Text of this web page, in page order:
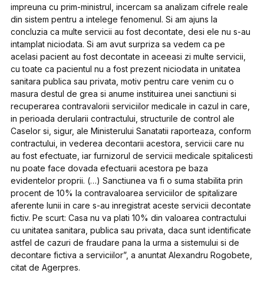
impreuna cu prim-ministrul, incercam sa analizam cifrele reale
din sistem pentru a intelege fenomenul. Si am ajuns la
concluzia ca multe servicii au fost decontate, desi ele nu s-au
intamplat niciodata. Si am avut surpriza sa vedem ca pe
acelasi pacient au fost decontate in aceeasi zi multe servicii,
cu toate ca pacientul nu a fost prezent niciodata in unitatea
sanitara publica sau privata, motiv pentru care venim cu o
masura destul de grea si anume instituirea unei sanctiuni si
recuperarea contravalorii serviciilor medicale in cazul in care,
in perioada derularii contractului, structurile de control ale
Caselor si, sigur, ale Ministerului Sanatatii raporteaza, conform
contractului, in vederea decontarii acestora, servicii care nu
au fost efectuate, iar furnizorul de servicii medicale spitalicesti
nu poate face dovada efectuarii acestora pe baza
evidentelor proprii. (…) Sanctiunea va fi o suma stabilita prin
procent de 10% la contravaloarea serviciilor de spitalizare
aferente lunii in care s-au inregistrat aceste servicii decontate
fictiv. Pe scurt: Casa nu va plati 10% din valoarea contractului
cu unitatea sanitara, publica sau privata, daca sunt identificate
astfel de cazuri de fraudare pana la urma a sistemului si de
decontare fictiva a serviciilor”, a anuntat Alexandru Rogobete,
citat de Agerpres.